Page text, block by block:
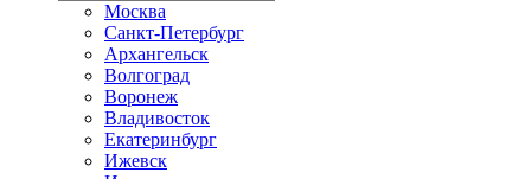
Москва
Санкт-Петербург
Архангельск
Волгоград
Воронеж
Владивосток
Екатеринбург
Ижевск